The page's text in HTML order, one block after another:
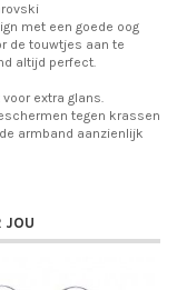
met een goede oog
de touwtjes aan te
altijd perfect.
extra glans.
tegen krassen
armband aanzienlijk
JOU